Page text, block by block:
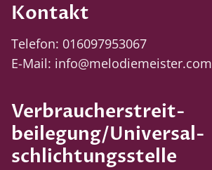
Kontakt
Telefon: 016097953067
E-Mail: info@melodiemeister.com
Verbraucher­streit­
beilegung/Universal­
schlichtungs­stelle